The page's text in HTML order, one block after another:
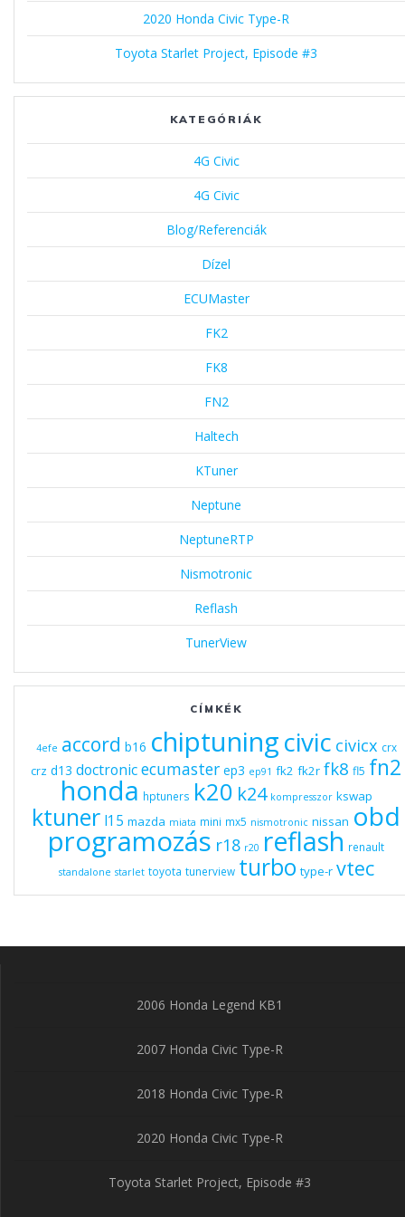
2020 Honda Civic Type-R
Toyota Starlet Project, Episode #3
KATEGÓRIÁK
4G Civic
4G Civic
Blog/Referenciák
Dízel
ECUMaster
FK2
FK8
FN2
Haltech
KTuner
Neptune
NeptuneRTP
Nismotronic
Reflash
TunerView
CÍMKÉK
4efe accord b16 chiptuningcivic civicx crx
crz d13 doctronicecumaster ep3 ep91 fk2 fk2r fk8 fl5 fn2
honda hptuners k20 k24 kompresszor kswap
ktuner l15 mazda miata mini mx5 nismotronic nissan obd
programozás r18 r20 reflash renault
standalone starlet toyota tunerview turbo type-r vtec
2006 Honda Legend KB1
2007 Honda Civic Type-R
2018 Honda Civic Type-R
2020 Honda Civic Type-R
Toyota Starlet Project, Episode #3